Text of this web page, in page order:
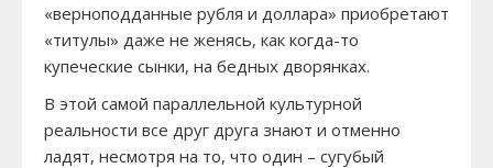
«верноподданные рубля и доллара» приобретают
«титулы» даже не женясь, как когда-то
купеческие сынки, на бедных дворянках.
В этой самой параллельной культурной
реальности все друг друга знают и отменно
ладят, несмотря на то, что один – сугубый